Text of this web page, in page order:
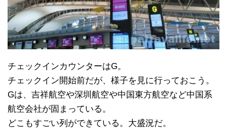
チェックインカウンターはG。
チェックイン開始前だが、様子を見に行っておこう。
Gは、吉祥航空や深圳航空や中国東方航空など中国系
航空会社が固まっている。
どこもすごい列ができている。大盛況だ。